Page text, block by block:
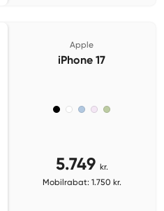
Apple
iPhone 17
5.749 kr.
Mobilrabat: 1.750 kr.